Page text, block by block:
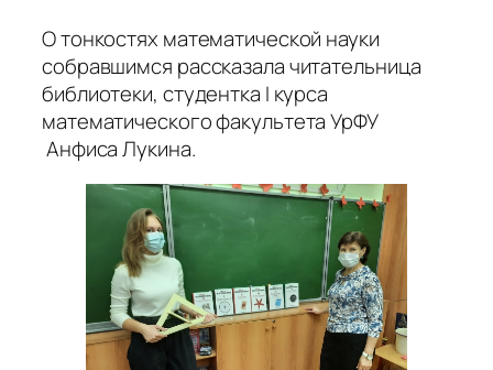
О тонкостях математической науки
собравшимся рассказала читательница
библиотеки, студентка I курса
математического факультета УрФУ
Анфиса Лукина.